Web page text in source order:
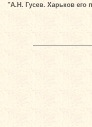
"А.Н. Гусев. Харьков его